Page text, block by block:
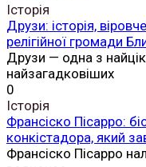
Історія
Друзи: історія,
релігійної громади
Друзи — одна з
найзагадковіших
0
Історія
Франсіско Пісарро:
конкістадора, який
Франсіско Пісарро